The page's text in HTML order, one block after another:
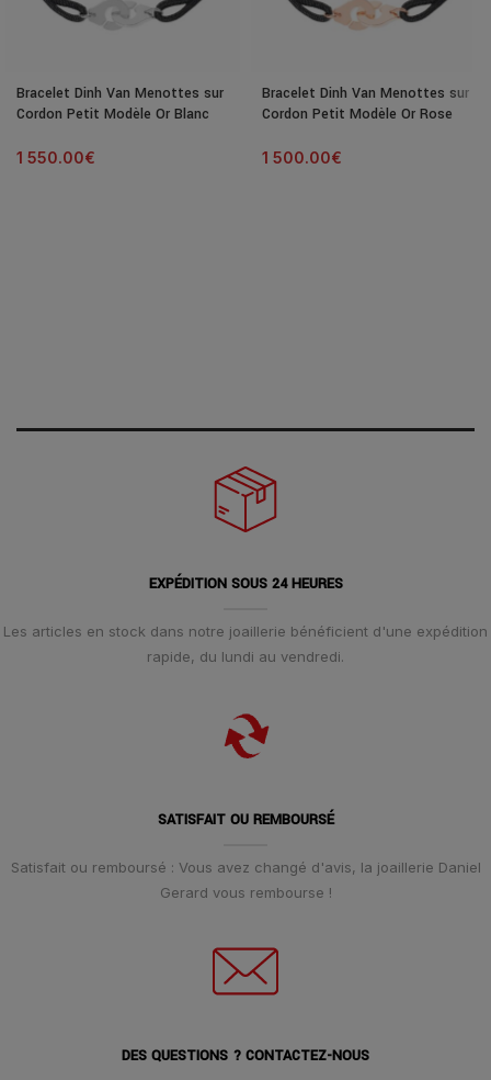
Bracelet Dinh Van Menottes sur
Cordon Petit Modèle Or Blanc
1 550.00€
Bracelet Dinh Van Menottes sur
Cordon Petit Modèle Or Rose
1 500.00€
EXPÉDITION SOUS 24 HEURES
Les articles en stock dans notre joaillerie bénéficient d'une expédition
rapide, du lundi au vendredi.
SATISFAIT OU REMBOURSÉ
Satisfait ou remboursé : Vous avez changé d'avis, la joaillerie Daniel
Gerard vous rembourse !
DES QUESTIONS ? CONTACTEZ-NOUS